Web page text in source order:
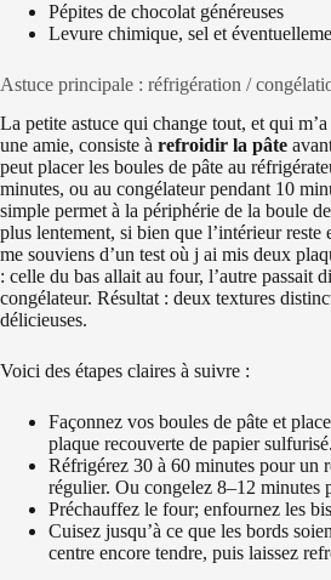
Pépites de chocolat généreuses
Levure chimique, sel et
Astuce principale : réfrigération /
La petite astuce qui change tout, et qui
une amie, consiste à refroidir la pâte
peut placer les boules de pâte au
minutes, ou au congélateur pendant 10
simple permet à la périphérie de la boule
plus lentement, si bien que l’intérieur reste
me souviens d’un test où j ai mis deux
: celle du bas allait au four, l’autre passait
congélateur. Résultat : deux textures
délicieuses.
Voici des étapes claires à suivre :
Façonnez vos boules de pâte et
plaque recouverte de papier sulfurisé.
Réfrigérez 30 à 60 minutes pour un
régulier. Ou congelez 8–12 minutes
Préchauffez le four; enfournez les
Cuisez jusqu’à ce que les bords
centre encore tendre, puis laissez